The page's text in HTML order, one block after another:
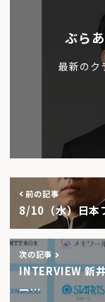
ぶら
最新のク
前の記事
8/10（水）日本
次の記事
INTERVIEW 新
ー…